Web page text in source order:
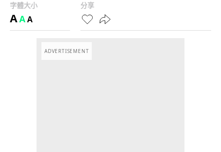
字體大小
AAA
分享
ADVERTISEMENT